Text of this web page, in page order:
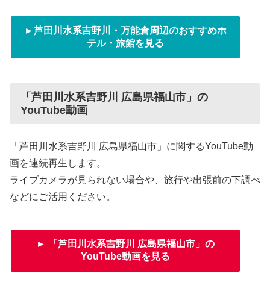
►芦田川水系吉野川・万能倉周辺のおすすめホ
テル・旅館を見る
「芦田川水系吉野川 広島県福山市」の
YouTube動画
「芦田川水系吉野川 広島県福山市」に関するYouTube動
画を連続再生します。
ライブカメラが見られない場合や、旅行や出張前の下調べ
などにご活用ください。
► 「芦田川水系吉野川 広島県福山市」の
YouTube動画を見る